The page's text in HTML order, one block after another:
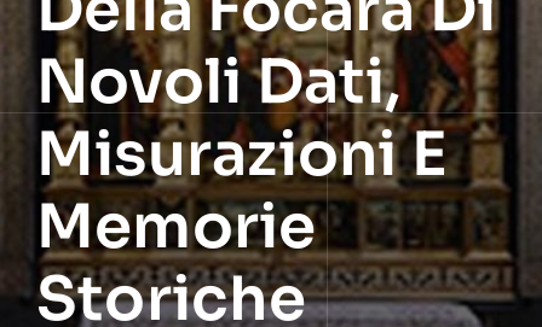
Novoli Dati,
Misurazioni E
Memorie
Storiche